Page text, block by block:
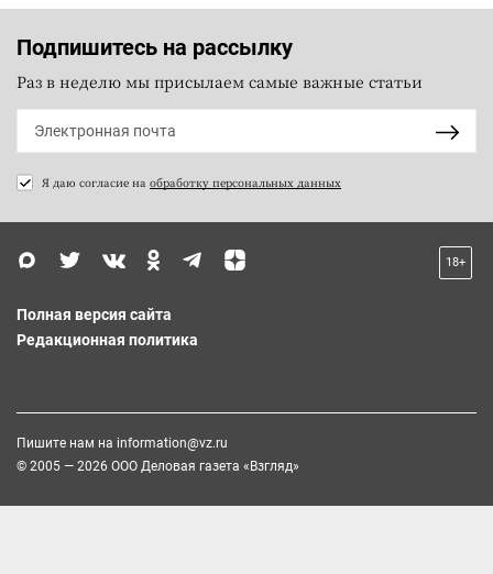
Подпишитесь на рассылку
Раз в неделю мы присылаем самые важные статьи
Я даю согласие на обработку персональных данных
18+
Полная версия сайта
Редакционная политика
Пишите нам на information@vz.ru
© 2005 — 2026 ООО Деловая газета «Взгляд»